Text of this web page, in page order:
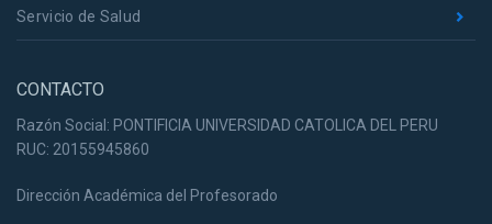
Servicio de Salud
CONTACTO
Razón Social: PONTIFICIA UNIVERSIDAD CATOLICA DEL PERU
RUC: 20155945860
Dirección Académica del Profesorado